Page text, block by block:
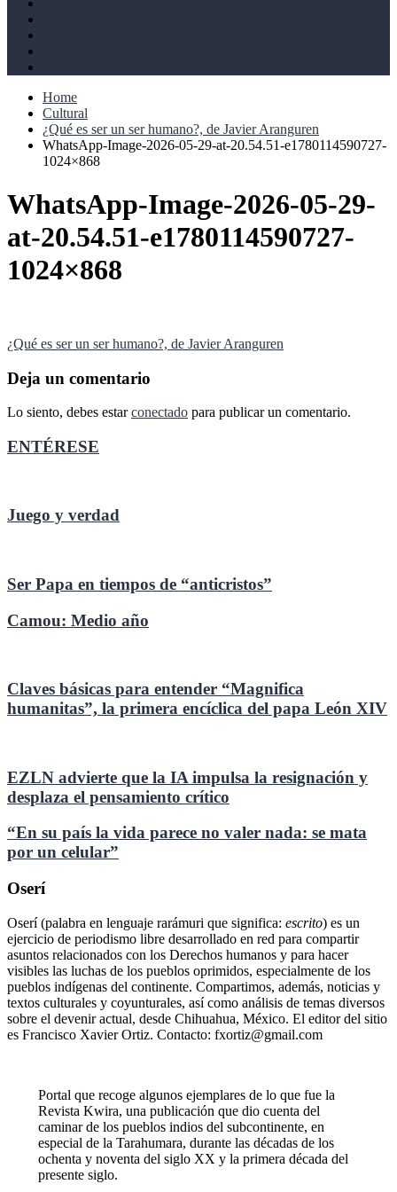
Home
Cultural
¿Qué es ser un ser humano?, de Javier Aranguren
WhatsApp-Image-2026-05-29-at-20.54.51-e1780114590727-
1024×868
WhatsApp-Image-2026-05-29-
at-20.54.51-e1780114590727-
1024×868
Navegación
de
entradas
¿Qué es ser un ser humano?, de Javier Aranguren
Deja un comentario
Lo siento, debes estarconectado para publicar un comentario.
ENTÉRESE
Juego y verdad
Ser Papa en tiempos de “anticristos”
Camou: Medio año
Claves básicas para entender “Magnifica
humanitas”, la primera encíclica del papa León XIV
EZLN advierte que la IA impulsa la resignación y
desplaza el pensamiento crítico
“En su país la vida parece no valer nada: se mata
por un celular”
Oserí
Oserí (palabra en lenguaje rarámuri que significa: escrito) es un
ejercicio de periodismo libre desarrollado en red para compartir
asuntos relacionados con los Derechos humanos y para hacer
visibles las luchas de los pueblos oprimidos, especialmente de los
pueblos indígenas del continente. Compartimos, además, noticias y
textos culturales y coyunturales, así como análisis de temas diversos
sobre el devenir actual, desde Chihuahua, México. El editor del sitio
es Francisco Xavier Ortiz. Contacto: fxortiz@gmail.com
Portal que recoge algunos ejemplares de lo que fue la
Revista Kwira, una publicación que dio cuenta del
caminar de los pueblos indios del subcontinente, en
especial de la Tarahumara, durante las décadas de los
ochenta y noventa del siglo XX y la primera década del
presente siglo.